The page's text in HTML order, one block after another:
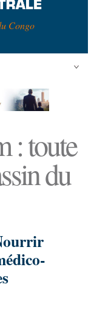
Congo
: toute
du